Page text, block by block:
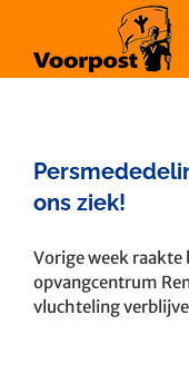
inhoud
ons ziek!
Vorige week raakte
opvangcentrum
vluchteling